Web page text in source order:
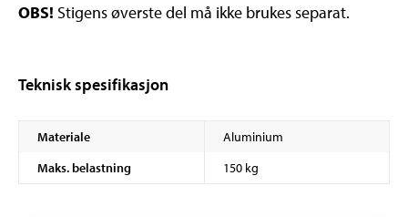
OBS! Stigens øverste del må ikke brukes separat.
Teknisk spesifikasjon
Materiale
Aluminium
Maks. belastning
150 kg